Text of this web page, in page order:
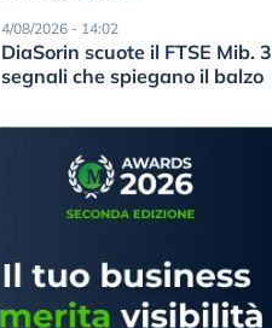
4/08/2026 - 14:02
DiaSorin scuote il FTSE Mib. 3
segnali che spiegano il balzo